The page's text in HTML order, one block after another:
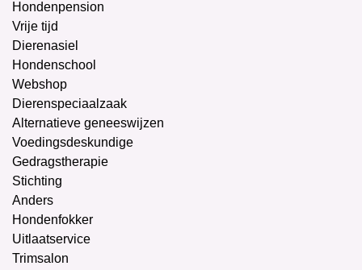
Hondenpension
Vrije tijd
Dierenasiel
Hondenschool
Webshop
Dierenspeciaalzaak
Alternatieve geneeswijzen
Voedingsdeskundige
Gedragstherapie
Stichting
Anders
Hondenfokker
Uitlaatservice
Trimsalon